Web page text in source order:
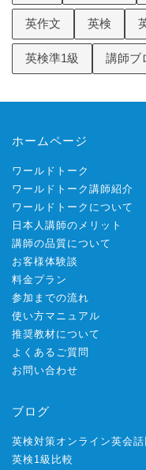
英作文 英検
英検準1級 講師ブ
ホームページ
ワールドトーク
ワールドトーク講師紹介
ワールドトークについて
日本人講師のメリット
講師の品質について
お客様体験談
料金プラン
参加までの流れ
使い方マニュアル
推奨教材について
よくあるご質問
お問い合わせ
ブログ
英検対策オンライン英会話
英検1級比較